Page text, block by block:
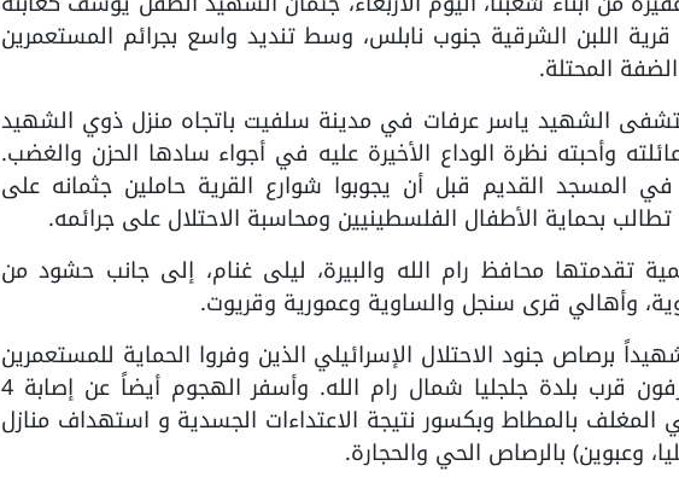
قرية اللبن الشرقية جنوب نابلس، وسط تنديد واسع بجرائم المستعمرين
المحتلة.
الشهيد ياسر عرفات في مدينة سلفيت باتجاه منزل ذوي الشهيد
وأحبته نظرة الوداع الأخيرة عليه في أجواء سادها الحزن والغضب.
المسجد القديم قبل أن يجوبوا شوارع القرية حاملين جثمانه على
بحماية الأطفال الفلسطينيين ومحاسبة الاحتلال على جرائمه.
تقدمتها محافظ رام الله والبيرة، ليلى غنام، إلى جانب حشود من
وأهالي قرى سنجل والساوية وعمورية وقريوت.
برصاص جنود الاحتلال الإسرائيلي الذين وفروا الحماية للمستعمرين
خلال هجوم دموي شنه المتطرفون قرب بلدة جلجليا شمال رام الله. وأسفر الهجوم أيضاً عن إصابة 4
المغلف بالمطاط وبكسور نتيجة الاعتداءات الجسدية و استهداف منازل
وعبوين) بالرصاص الحي والحجارة.